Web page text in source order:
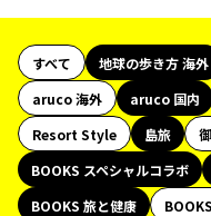
すべて 地球の歩き方 海外
aruco 海外
aruco 国内
Resort Style
島旅
BOOKS スペシャルコラボ
BOOKS 旅と健康